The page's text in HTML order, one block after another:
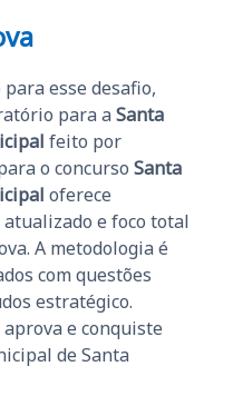
esse desafio,
para a Santa
feito por
o concurso Santa
oferece
e foco total
A metodologia é
com questões
estratégico.
e conquiste
de Santa